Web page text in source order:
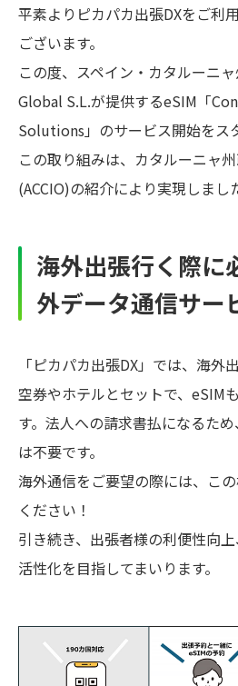
平素よりピカパカ出張DXをご利
ございます。
この度、スペイン・カタルーニ
Global S.L.が提供するeSIM「
Solutions」のサービス開始をス
この取り組みは、カタルーニャ
(ACCIO)の紹介により実現しまし
海外出張行く際に
外データ通信サー
「ピカパカ出張DX」では、海外
空券やホテルとセットで、eSIM
す。法人への請求書払になるた
は不要です。
海外通信をご要望の際には、こ
ください！
引き続き、出張者様の利便性向
活性化を目指してまいります。